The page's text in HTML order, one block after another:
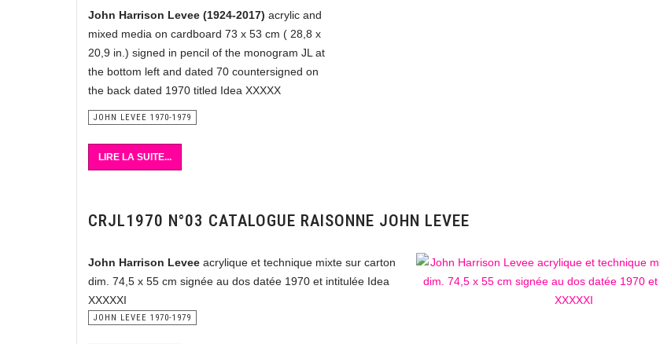
John Harrison Levee (1924-2017) acrylic and
mixed media on cardboard 73 x 53 cm ( 28,8 x
20,9 in.) signed in pencil of the monogram JL at
the bottom left and dated 70 countersigned on
the back dated 1970 titled Idea XXXXX
JOHN LEVEE 1970-1979
LIRE LA SUITE...
CRJL1970 N°03 CATALOGUE RAISONNE JOHN LEVEE
John Harrison Levee acrylique et technique mixte sur carton
dim. 74,5 x 55 cm signée au dos datée 1970 et intitulée Idea
XXXXXI
JOHN LEVEE 1970-1979